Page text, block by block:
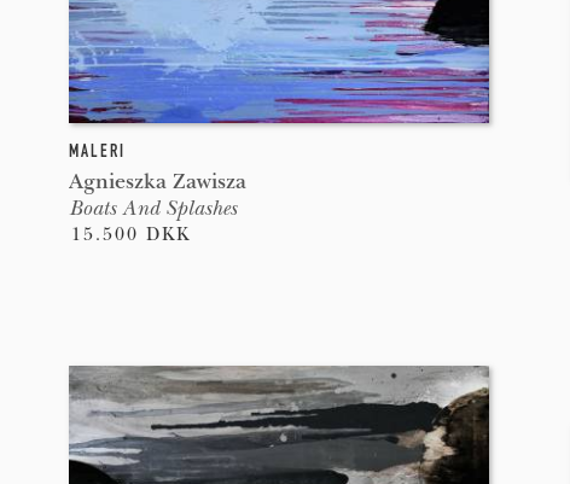
MALERI
Agnieszka Zawisza
Boats And Splashes
15.500 DKK